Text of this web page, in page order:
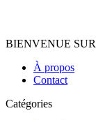
BIENVENUE
À propos
Contact
Catégories